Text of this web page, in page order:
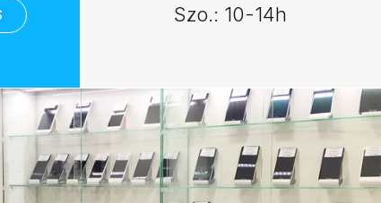
Szo.: 10-14h